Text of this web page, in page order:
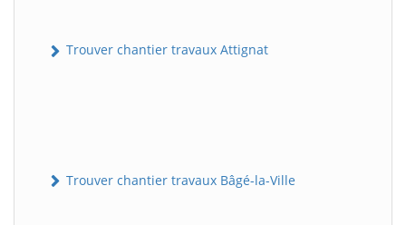
Trouver chantier travaux Attignat
Trouver chantier travaux Bâgé-la-Ville